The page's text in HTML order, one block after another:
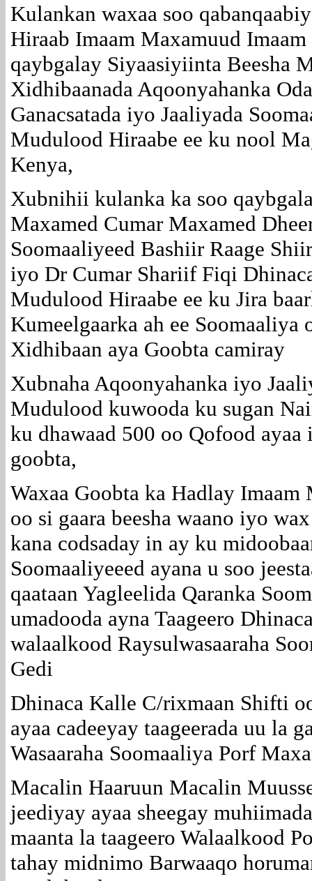
Kulankan waxaa soo
Hiraab Imaam Maxamuud
qaybgalay Siyaasiyiinta Beesha
Xidhibaanada Aqoonyahanka
Ganacsatada iyo Jaaliyada
Mudulood Hiraabe ee ku nool
Kenya,
Xubnihii kulanka ka soo
Maxamed Cumar Maxamed
Soomaaliyeed Bashiir Raage
iyo Dr Cumar Shariif Fiqi
Mudulood Hiraabe ee ku Jira
Kumeelgaarka ah ee Soomaaliya
Xidhibaan aya Goobta camiray
Xubnaha Aqoonyahanka iyo
Mudulood kuwooda ku sugan
ku dhawaad 500 oo Qofood ayaa
goobta,
Waxaa Goobta ka Hadlay
oo si gaara beesha waano iyo
kana codsaday in ay ku
Soomaaliyeeed ayana u soo
qaataan Yagleelida Qaranka
umadooda ayna Taageero
walaalkood Raysulwasaaraha
Gedi
Dhinaca Kalle C/rixmaan Shifti
ayaa cadeeyay taageerada uu la
Wasaaraha Soomaaliya Porf
Macalin Haaruun Macalin
jeediyay ayaa sheegay
maanta la taageero Walaalkood
tahay midnimo Barwaaqo